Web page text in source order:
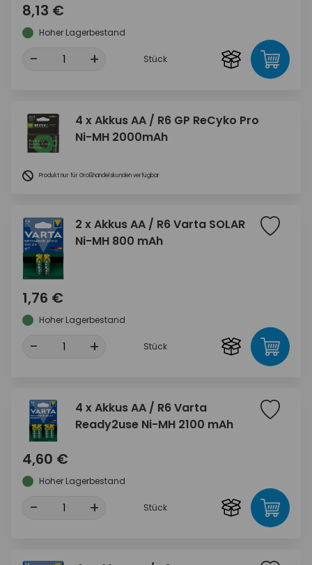
8,13 €
Hoher Lagerbestand
- + Stück
4 x Akkus AA / R6 GP ReCyko Pro
Ni-MH 2000mAh
Produkt nur für Großhandelskunden verfügbar
2 x Akkus AA / R6 Varta SOLAR
Ni-MH 800 mAh
1,76 €
Hoher Lagerbestand
- + Stück
4 x Akkus AA / R6 Varta
Ready2use Ni-MH 2100 mAh
4,60 €
Hoher Lagerbestand
- + Stück